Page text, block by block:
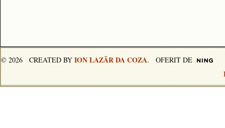
© 2026 CREATED BY ION LAZĂR DA COZA. OFERIT DE